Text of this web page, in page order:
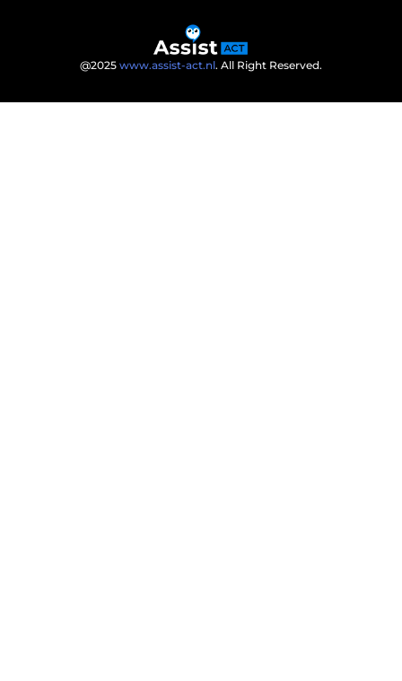
@2025 www.assist-act.nl. All Right Reserved.